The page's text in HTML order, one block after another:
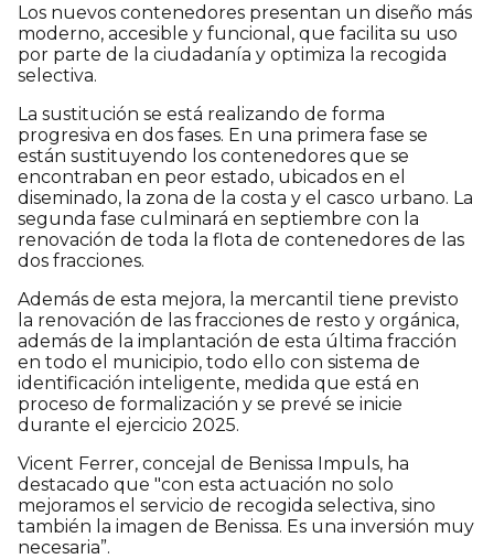
Los nuevos contenedores presentan un diseño más
moderno, accesible y funcional, que facilita su uso
por parte de la ciudadanía y optimiza la recogida
selectiva.
La sustitución se está realizando de forma
progresiva en dos fases. En una primera fase se
están sustituyendo los contenedores que se
encontraban en peor estado, ubicados en el
diseminado, la zona de la costa y el casco urbano. La
segunda fase culminará en septiembre con la
renovación de toda la flota de contenedores de las
dos fracciones.
Además de esta mejora, la mercantil tiene previsto
la renovación de las fracciones de resto y orgánica,
además de la implantación de esta última fracción
en todo el municipio, todo ello con sistema de
identificación inteligente, medida que está en
proceso de formalización y se prevé se inicie
durante el ejercicio 2025.
Vicent Ferrer, concejal de Benissa Impuls, ha
destacado que "con esta actuación no solo
mejoramos el servicio de recogida selectiva, sino
también la imagen de Benissa. Es una inversión muy
necesaria”.